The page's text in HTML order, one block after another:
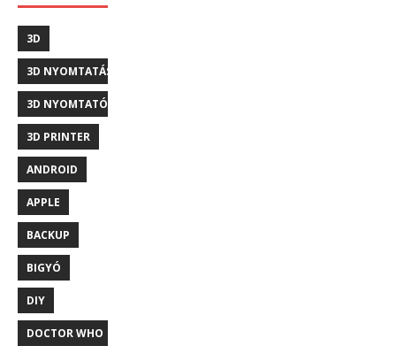
3D
3D NYOMTATÁS
3D NYOMTATÓ
3D PRINTER
ANDROID
APPLE
BACKUP
BIGYÓ
DIY
DOCTOR WHO